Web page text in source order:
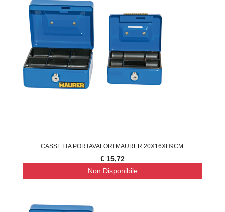
CASSETTA PORTAVALORI MAURER 20X16XH9CM.
€ 15,72
Non Disponibile